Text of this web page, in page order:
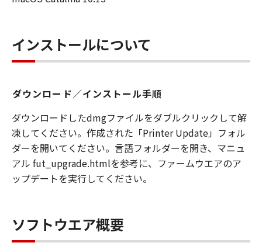
インストールについて
ダウンロード／インストール手順
ダウンロードしたdmgファイルをダブルクリックして解
凍してください。作成された「Printer Update」フォル
ダーを開いてください。言語フォルダーを開き、マニュ
アル fut_upgrade.htmlを参考に、ファームウエアのア
ップデートを実行してください。
ソフトウエア概要